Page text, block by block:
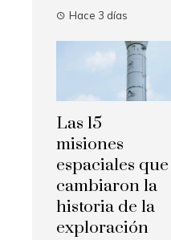
Hace 3 días
Las 15
misiones
espaciales que
cambiaron la
historia de la
exploración